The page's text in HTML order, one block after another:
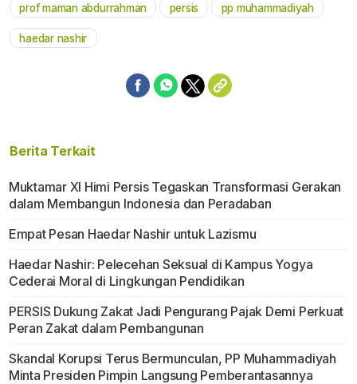
Mute
prof maman abdurrahman persis pp muhammadiyah
haedar nashir
Berita Terkait
Muktamar XI Himi Persis Tegaskan Transformasi Gerakan
dalam Membangun Indonesia dan Peradaban
Empat Pesan Haedar Nashir untuk Lazismu
Haedar Nashir: Pelecehan Seksual di Kampus Yogya
Cederai Moral di Lingkungan Pendidikan
PERSIS Dukung Zakat Jadi Pengurang Pajak Demi Perkuat
Peran Zakat dalam Pembangunan
Skandal Korupsi Terus Bermunculan, PP Muhammadiyah
Minta Presiden Pimpin Langsung Pemberantasannya